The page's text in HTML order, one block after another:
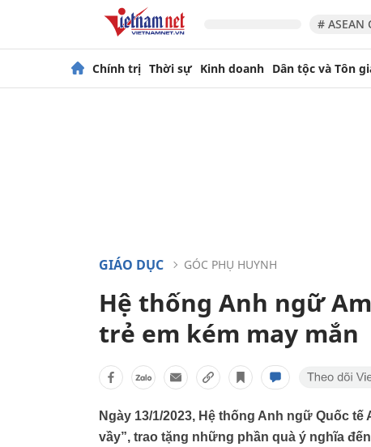
# ASEAN
Chính trị Thời sự Kinh doanh Dân tộc và Tôn
GIÁO DỤC GÓC PHỤ HUYNH
Hệ thống Anh ngữ
trẻ em kém may mắn
Ngày 13/1/2023, Hệ thống Anh ngữ Quốc
vầy”, trao tặng những phần quà ý nghĩa